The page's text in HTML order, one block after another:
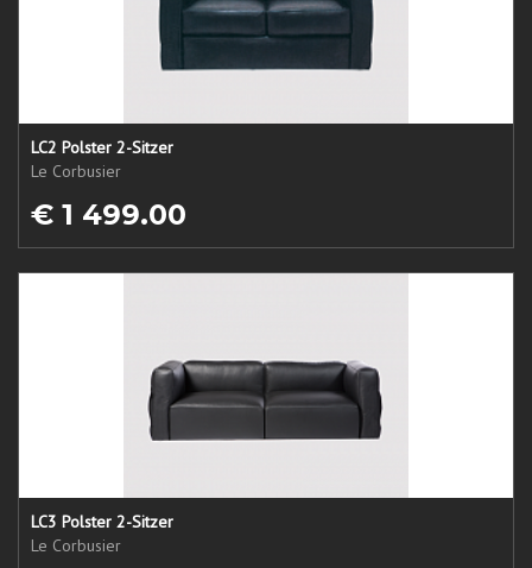
LC2 Polster 2-Sitzer
Le Corbusier
€ 1 499.00
LC3 Polster 2-Sitzer
Le Corbusier